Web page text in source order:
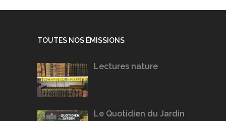
TOUTES NOS ÉMISSIONS
Lectures nature
Le Quotidien du Jardin